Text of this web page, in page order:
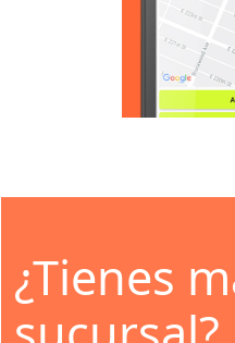
sucursal?